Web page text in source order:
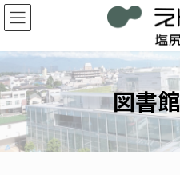
コ
ン
ン
ツ
へ
ス
キ
ッ
プ
ナ
ビ
ー
シ
ョ
ン
に
移
動
図書